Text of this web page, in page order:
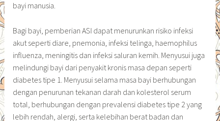
bayi manusia.
Bagi bayi, pemberian ASI dapat menurunkan risiko infeksi
akut seperti diare, pnemonia, infeksi telinga, haemophilus
influenza, meningitis dan infeksi saluran kemih. Menyusui juga
melindungi bayi dari penyakit kronis masa depan seperti
diabetes tipe 1. Menyusui selama masa bayi berhubungan
dengan penurunan tekanan darah dan kolesterol serum
total, berhubungan dengan prevalensi diabetes tipe 2 yang
lebih rendah, alergi, serta kelebihan berat badan dan